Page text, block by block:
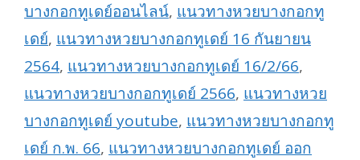
บางกอกทูเดย์ออนไลน์, แนวทางหวยบางกอกทู
เดย์, แนวทางหวยบางกอกทูเดย์ 16 กันยายน
2564, แนวทางหวยบางกอกทูเดย์ 16/2/66,
แนวทางหวยบางกอกทูเดย์ 2566, แนวทางหวย
บางกอกทูเดย์ youtube, แนวทางหวยบางกอกทู
เดย์ ก.พ. 66, แนวทางหวยบางกอกทูเดย์ ออก